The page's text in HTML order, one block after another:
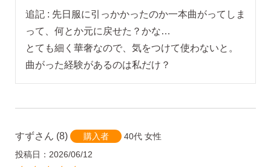
追記 : 先日服に引っかかったのか一本曲がってしま
って、何とか元に戻せた？かな…
とても細く華奢なので、気をつけて使わないと。
曲がった経験があるのは私だけ？
すず 8 購入者 40代 女性
投稿日
2026/06/12